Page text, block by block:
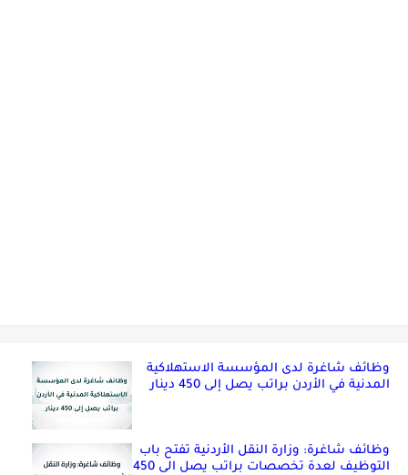
وظائف شاغرة لدى المؤسسة الاستهلاكية
المدنية في الأردن براتب يصل إلى 450 دينار
وظائف شاغرة: وزارة النقل الأردنية تفتح باب
التوظيف لعدة تخصصات براتب يصل الى 450